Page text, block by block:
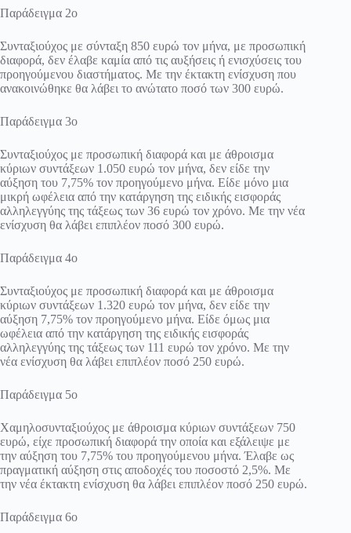
Παράδειγμα 2ο
Συνταξιούχος με σύνταξη 850 ευρώ τον μήνα, με προσωπική
διαφορά, δεν έλαβε καμία από τις αυξήσεις ή ενισχύσεις του
προηγούμενου διαστήματος. Με την έκτακτη ενίσχυση που
ανακοινώθηκε θα λάβει το ανώτατο ποσό των 300 ευρώ.
Παράδειγμα 3ο
Συνταξιούχος με προσωπική διαφορά και με άθροισμα
κύριων συντάξεων 1.050 ευρώ τον μήνα, δεν είδε την
αύξηση του 7,75% τον προηγούμενο μήνα. Είδε μόνο μια
μικρή ωφέλεια από την κατάργηση της ειδικής εισφοράς
αλληλεγγύης της τάξεως των 36 ευρώ τον χρόνο. Με την νέα
ενίσχυση θα λάβει επιπλέον ποσό 300 ευρώ.
Παράδειγμα 4ο
Συνταξιούχος με προσωπική διαφορά και με άθροισμα
κύριων συντάξεων 1.320 ευρώ τον μήνα, δεν είδε την
αύξηση 7,75% τον προηγούμενο μήνα. Είδε όμως μια
ωφέλεια από την κατάργηση της ειδικής εισφοράς
αλληλεγγύης της τάξεως των 111 ευρώ τον χρόνο. Με την
νέα ενίσχυση θα λάβει επιπλέον ποσό 250 ευρώ.
Παράδειγμα 5ο
Χαμηλοσυνταξιούχος με άθροισμα κύριων συντάξεων 750
ευρώ, είχε προσωπική διαφορά την οποία και εξάλειψε με
την αύξηση του 7,75% του προηγούμενου μήνα. Έλαβε ως
πραγματική αύξηση στις αποδοχές του ποσοστό 2,5%. Με
την νέα έκτακτη ενίσχυση θα λάβει επιπλέον ποσό 250 ευρώ.
Παράδειγμα 6ο